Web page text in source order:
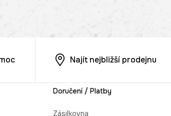
Najít nejbližší prodejnu
Doručení / Platby
Zásilkovna